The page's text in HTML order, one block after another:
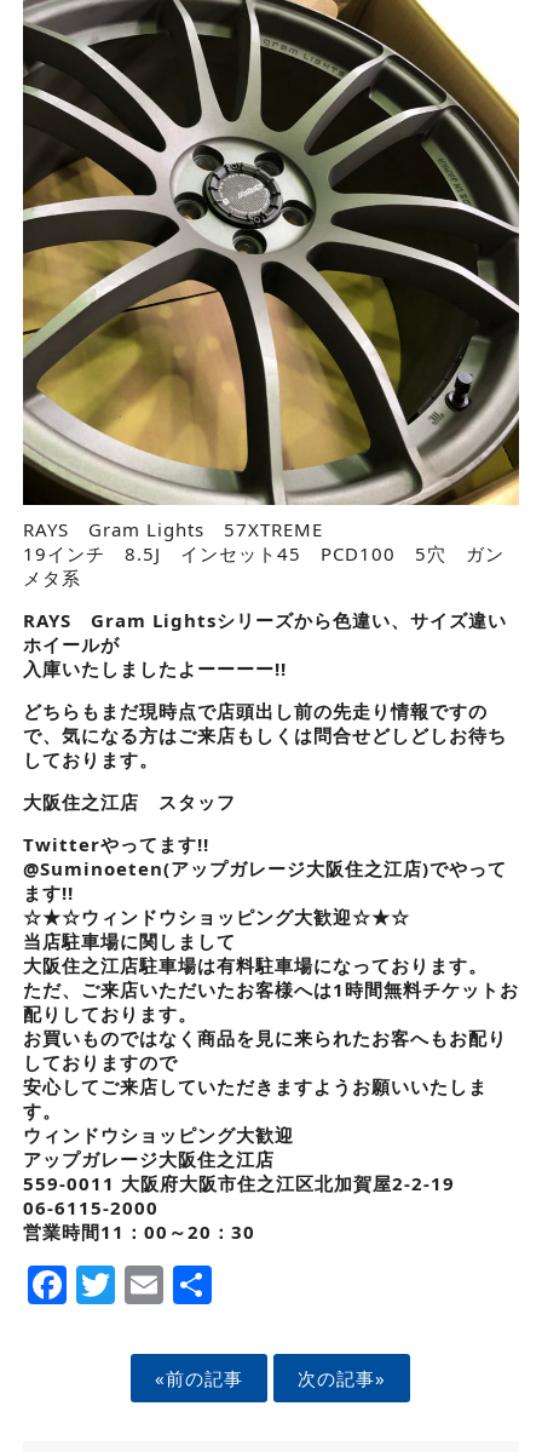
RAYS Gram Lights 57XTREME
19インチ 8.5J インセット45 PCD100 5穴 ガン
メタ系
RAYS Gram Lightsシリーズから色違い、サイズ違い
ホイールが
入庫いたしましたよーーーー!!
どちらもまだ現時点で店頭出し前の先走り情報ですの
で、気になる方はご来店もしくは問合せどしどしお待ち
しております。
大阪住之江店 スタッフ
Twitterやってます!!
@Suminoeten(アップガレージ大阪住之江店)でやって
ます!!
☆★☆ウィンドウショッピング大歓迎☆★☆
当店駐車場に関しまして
大阪住之江店駐車場は有料駐車場になっております。
ただ、ご来店いただいたお客様へは1時間無料チケットお
配りしております。
お買いものではなく商品を見に来られたお客へもお配り
しておりますので
安心してご来店していただきますようお願いいたしま
す。
ウィンドウショッピング大歓迎
アップガレージ大阪住之江店
559-0011 大阪府大阪市住之江区北加賀屋2-2-19
06-6115-2000
営業時間11：00～20：30
Facebook
Twitter
EmailShare
«前の記事 次の記事»